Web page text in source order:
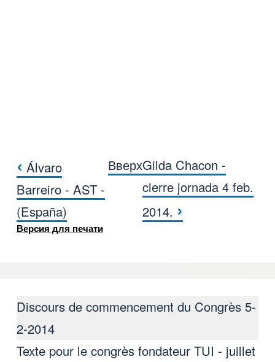
Перекрёстные ссылки книги для
‹ Álvaro
Barreiro - AST -
(España)
ВверхGilda Chacon -
cierre jornada 4 feb.
2014. ›
Версия для печати
Discours de commencement du Congrès 5-
2-2014
Texte pour le congrès fondateur TUI - juillet